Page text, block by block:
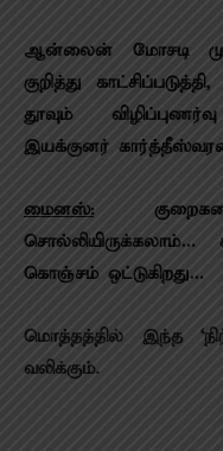
ஆன்லைன் மோசடி
குறித்து
தூவும்
இயக்குனர்
மைனஸ்:
கொஞ்சம் ஒட்டுகிறது…
மொத்தத்தில் இந்த
வலிக்கும்.